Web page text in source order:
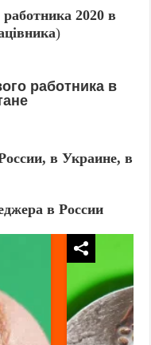
2020 в
)
работника в
в Украине, в
в России